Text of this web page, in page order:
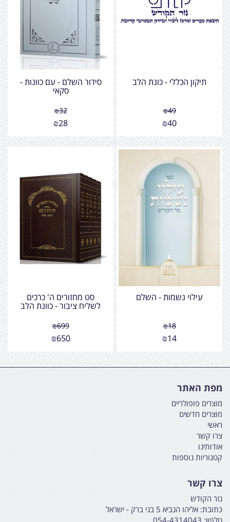
תיקון הכללי - כונת הלב
₪49
₪40
סידור השלם - עם כוונות -
סקאי
₪32
₪28
עילוי נשמות - השלם
₪18
₪14
סט מחזורים ה' כרכים
לשליח ציבור - כוונת הלב
₪699
₪650
מפת האתר
מוצרים פופולריים
מוצרים חדשים
ראשי
צרו קשר
אודותינו
קטגוריות נוספות
צרו קשר
נזר הקודש
כתובת: אליהו הנביא 5 בני ברק - ישראל
טלפון: 054-4314043